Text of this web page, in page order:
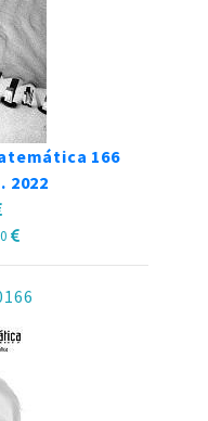
166
2022